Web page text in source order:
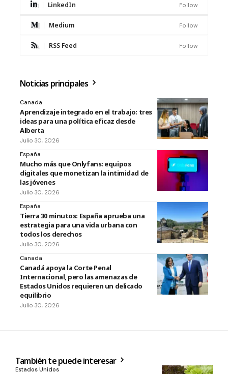
LinkedIn Follow
Medium Follow
RSS Feed Follow
Noticias principales
Canada
Aprendizaje integrado en el trabajo: tres
ideas para una política eficaz desde
Alberta
Julio 30, 2026
España
Mucho más que Onlyfans: equipos
digitales que monetizan la intimidad de
las jóvenes
Julio 30, 2026
España
Tierra 30 minutos: España aprueba una
estrategia para una vida urbana con
todos los derechos
Julio 30, 2026
Canada
Canadá apoya la Corte Penal
Internacional, pero las amenazas de
Estados Unidos requieren un delicado
equilibrio
Julio 30, 2026
También te puede interesar
Estados Unidos